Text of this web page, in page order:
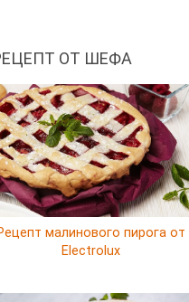
ОТ ШЕФА
малинового пирога от
Electrolux